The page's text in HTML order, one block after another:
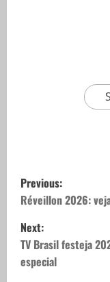
P
o
s
t
Previous:
Réveillon 2026:
Next:
TV Brasil festeja
especial